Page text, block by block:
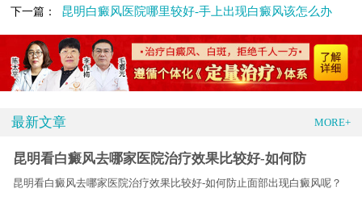
下一篇： 昆明白癜风医院哪里较好-手上出现白癜风该怎么办
最新文章 MORE+
昆明看白癜风去哪家医院治疗效果比较好-如何防
昆明看白癜风去哪家医院治疗效果比较好-如何防止面部出现白癜风呢？